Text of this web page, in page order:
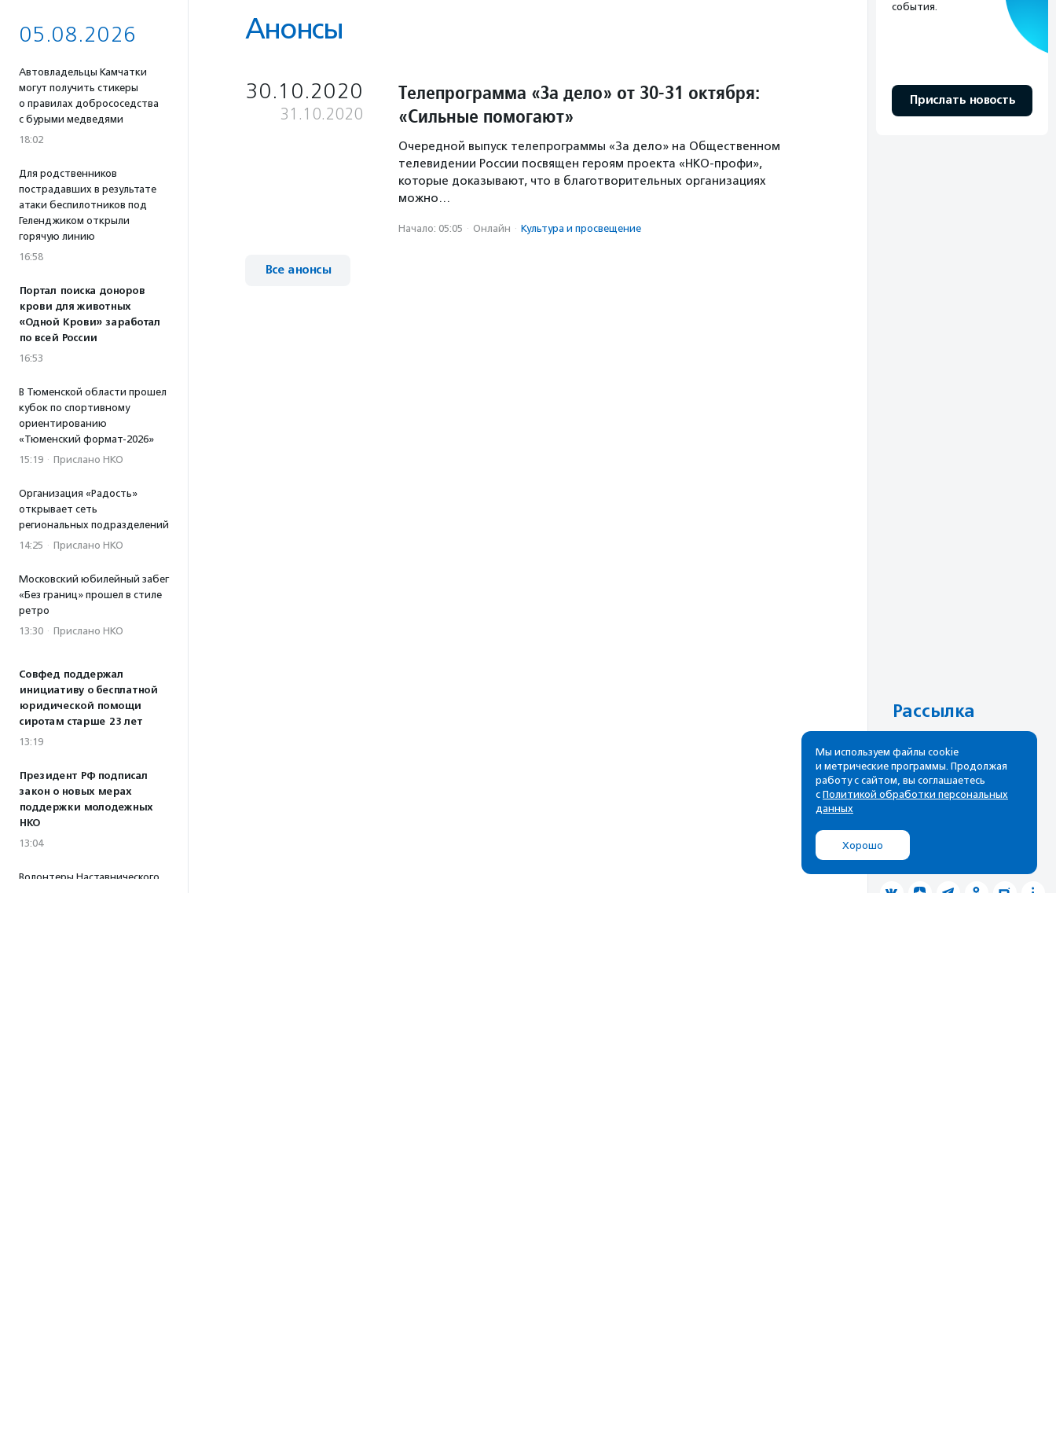
05.08.2026
Автовладельцы Камчатки
могут получить стикеры
о правилах добрососедства
с бурыми медведями
18:02
Для родственников
пострадавших в результате
атаки беспилотников под
Геленджиком открыли
горячую линию
16:58
Портал поиска доноров
крови для животных
«Одной Крови» заработал
по всей России
16:53
В Тюменской области прошел
кубок по спортивному
ориентированию
«Тюменский формат-2026»
15:19 · Прислано НКО
Организация «Радость»
открывает сеть
региональных подразделений
14:25 · Прислано НКО
Московский юбилейный забег
«Без границ» прошел в стиле
ретро
13:30 · Прислано НКО
Совфед поддержал
инициативу о бесплатной
юридической помощи
сиротам старше 23 лет
13:19
Президент РФ подписал
закон о новых мерах
поддержки молодежных
НКО
13:04
Волонтеры Наставнического
Анонсы
30.10.2020
31.10.2020
Телепрограмма «За дело» от 30-31 октября:
«Сильные помогают»
Очередной выпуск телепрограммы «За дело» на Общественном
телевидении России посвящен героям проекта «НКО-профи»,
которые доказывают, что в благотворительных организациях
можно…
Начало: 05:05 · Онлайн · Культура и просвещение
Все анонсы
события.
Прислать новость
Рассылка
лучшие материалы в вашем
почтовом ящике
Мы используем файлы cookie
и метрические программы. Продолжая
работу с сайтом, вы соглашаетесь
с Политикой обработки персональных
данных
Хорошо